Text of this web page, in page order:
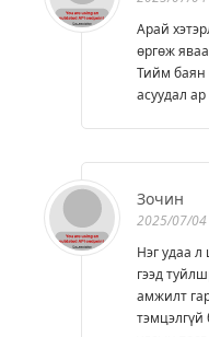
Арай
өргөж
Тийм баян
асуудал
Зочин
2025/07/04
Нэг удаа
гээд
амжилт